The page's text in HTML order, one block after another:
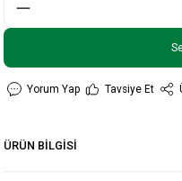
Yorum Yap Tavsiye Et
ÜRÜN BİLGİSİ